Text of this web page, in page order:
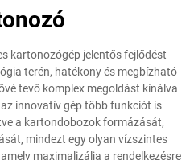
kartonozógép jelentős fejlődést
terén, hatékony és megbízható
tevő komplex megoldást kínálva
innovatív gép több funkciót is
a kartondobozok formázását,
mindezt egy olyan vízszintes
maximalizálja a rendelkezésre